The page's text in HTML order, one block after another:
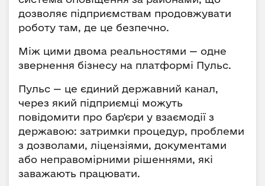
дозволяє підприємствам продовжувати
роботу там, де це безпечно.
Між цими двома реальностями — одне
звернення бізнесу на платформі Пульс.
Пульс — це єдиний державний канал,
через який підприємці можуть
повідомити про бар'єри у взаємодії з
державою: затримки процедур, проблеми
з дозволами, ліцензіями, документами
або неправомірними рішеннями, які
заважають працювати.